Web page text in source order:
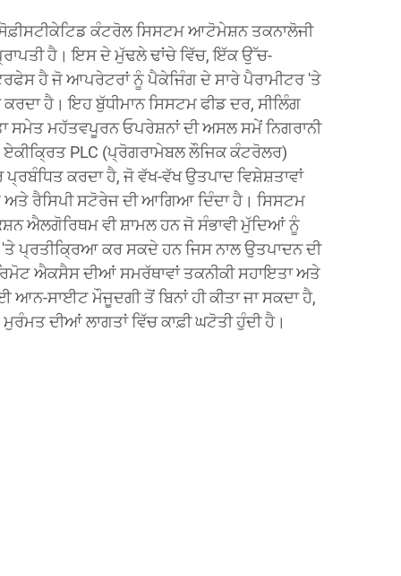
ਕੰਟਰੋਲ ਸਿਸਟਮ ਆਟੋਮੇਸ਼ਨ ਤਕਨਾਲੋਜੀ
ਹੈ। ਇਸ ਦੇ ਮੁੱਢਲੇ ਢਾਂਚੇ ਵਿੱਚ, ਇੱਕ ਉੱਚ-
ਹੈ ਜੋ ਆਪਰੇਟਰਾਂ ਨੂੰ ਪੈਕੇਜਿੰਗ ਦੇ ਸਾਰੇ ਪੈਰਾਮੀਟਰ 'ਤੇ
ਹੈ। ਇਹ ਬੁੱਧੀਮਾਨ ਸਿਸਟਮ ਫੀਡ ਦਰ, ਸੀਲਿੰਗ
ਸਮੇਤ ਮਹੱਤਵਪੂਰਨ ਓਪਰੇਸ਼ਨਾਂ ਦੀ ਅਸਲ ਸਮੇਂ ਨਿਗਰਾਨੀ
PLC (ਪ੍ਰੋਗਰਾਮੇਬਲ ਲੌਜਿਕ ਕੰਟਰੋਲਰ)
ਕਰਦਾ ਹੈ, ਜੋ ਵੱਖ-ਵੱਖ ਉਤਪਾਦ ਵਿਸ਼ੇਸ਼ਤਾਵਾਂ
ਰੈਸਿਪੀ ਸਟੋਰੇਜ ਦੀ ਆਗਿਆ ਦਿੰਦਾ ਹੈ। ਸਿਸਟਮ
ਐਲਗੋਰਿਥਮ ਵੀ ਸ਼ਾਮਲ ਹਨ ਜੋ ਸੰਭਾਵੀ ਮੁੱਦਿਆਂ ਨੂੰ
ਪ੍ਰਤੀਕ੍ਰਿਆ ਕਰ ਸਕਦੇ ਹਨ ਜਿਸ ਨਾਲ ਉਤਪਾਦਨ ਦੀ
ਐਕਸੈਸ ਦੀਆਂ ਸਮਰੱਥਾਵਾਂ ਤਕਨੀਕੀ ਸਹਾਇਤਾ ਅਤੇ
ਸਾਈਟ ਮੌਜੂਦਗੀ ਤੋਂ ਬਿਨਾਂ ਹੀ ਕੀਤਾ ਜਾ ਸਕਦਾ ਹੈ,
ਦੀਆਂ ਲਾਗਤਾਂ ਵਿੱਚ ਕਾਫ਼ੀ ਘਟੋਤੀ ਹੁੰਦੀ ਹੈ।